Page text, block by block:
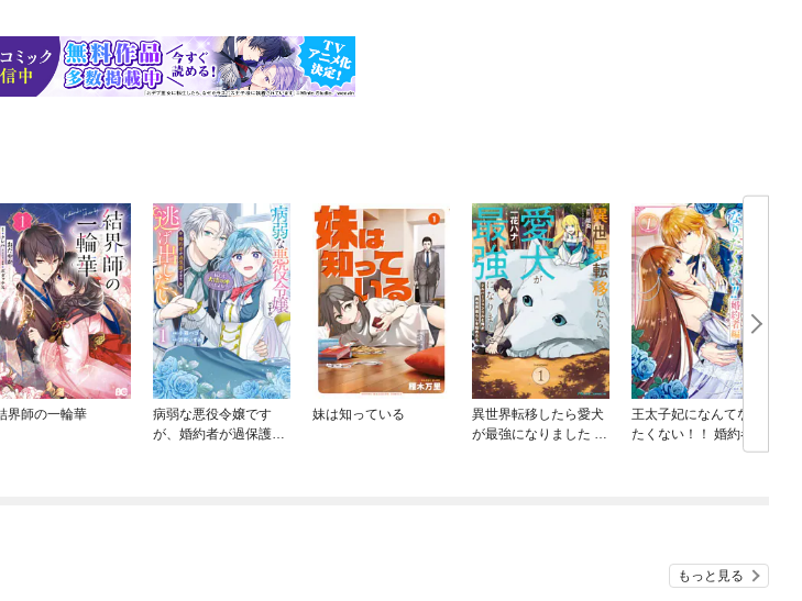
界師の一輪華
病弱な悪役令嬢です
が、婚約者が過保護す
妹は知っている
異世界転移したら愛犬
が最強になりました ～
王太子妃になんてなり
たくない！！ 婚約者編
もっと見る